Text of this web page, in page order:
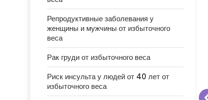
Репродуктивные заболевания у
женщины и мужчины от избыточного
веса
Рак груди от избыточного веса
Риск инсульта у людей от 40 лет от
избыточного веса